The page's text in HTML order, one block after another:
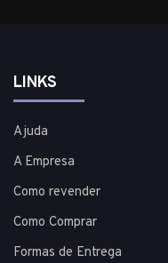
LINKS
Ajuda
A Empresa
Como revender
Como Comprar
Formas de Entrega